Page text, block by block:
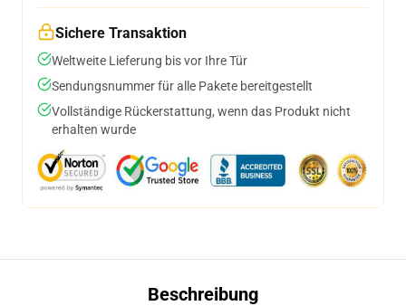
Sichere Transaktion
Weltweite Lieferung bis vor Ihre Tür
Sendungsnummer für alle Pakete bereitgestellt
Vollständige Rückerstattung, wenn das Produkt nicht
erhalten wurde
Beschreibung